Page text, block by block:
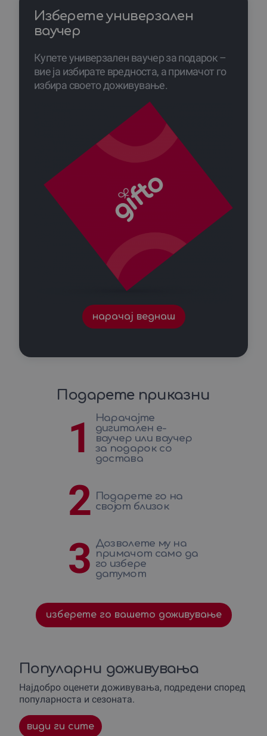
Изберете универзален
ваучер
Купете универзален ваучер за подарок –
вие ја избирате вредноста, а примачот го
избира своето доживување.
нарачај веднаш
Подарете приказни
1
Нарачајте
дигитален е-
ваучер или ваучер
за подарок со
достава
2
Подарете го на
својот близок
3 Дозволете му на
примачот само да
го избере
датумот
изберете го вашето доживување
Популарни доживувања
Најдобро оценети доживувања, подредени според
популарноста и сезоната.
види ги сите